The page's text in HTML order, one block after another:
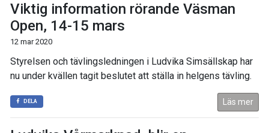
Viktig information rörande Väsman
Open, 14-15 mars
12 mar 2020
Styrelsen och tävlingsledningen i Ludvika Simsällskap har
nu under kvällen tagit beslutet att ställa in helgens tävling.
DELA Läs mer